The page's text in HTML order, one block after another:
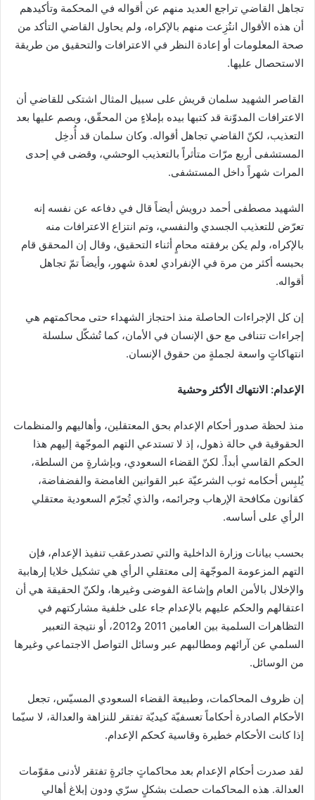
تجاهل القاضي تراجع العديد منهم عن أقواله في المحكمة وتأكيدهم
أن هذه الأقوال انتُزِعت منهم بالإكراه، ولم يحاول القاضي التأكد من
صحة المعلومات أو إعادة النظر في الاعترافات والتحقيق من طريقة
الاستحصال عليها.
القاصر الشهيد سلمان قريش على سبيل المثال اشتكى للقاضي أن
الاعترافات المدوّنة قد كتبها بيده بإملاءٍ من المحقّق، وبصم عليها بعد
التعذيب، لكنّ القاضي تجاهل أقواله. وكان سلمان قد أُدخِل
المستشفى أربع مرّات متأثراً بالتعذيب الوحشي، وقضى في إحدى
المرات شهراً داخل المستشفى.
الشهيد مصطفى أحمد درويش أيضاً قال في دفاعه عن نفسه إنه
تعرّض للتعذيب الجسدي والنفسي، وتم انتزاع الاعترافات منه
بالإكراه، ولم يكن برفقته محامٍ أثناء التحقيق، وقال إن المحقق قام
بحبسه أكثر من مرة في الإنفرادي لعدة شهور، وأيضاً تمّ تجاهل
أقواله.
إن كل الإجراءات الحاصلة منذ احتجاز الشهداء حتى محاكمتهم هي
إجراءات تتنافى مع حق الإنسان في الأمان، كما تُشكّل سلسلة
انتهاكاتٍ واسعة لجملةٍ من حقوق الإنسان.
الإعدام: الانتهاك الأكثر وحشية
منذ لحظة صدور أحكام الإعدام بحق المعتقلين، وأهاليهم والمنظمات
الحقوقية في حالة ذهول، إذ لا تستدعي التهم الموجّهة إليهم هذا
الحكم القاسي أبداً. لكنّ القضاء السعودي، وبإشارةٍ من السلطة،
يُلبِس أحكامه ثوب الشرعيّة عبر القوانين الغامضة والفضفاضة،
كقانون مكافحة الإرهاب وجرائمه، والذي تُجرّم السعودية معتقلي
الرأي على أساسه.
بحسب بيانات وزارة الداخلية والتي تصدرعقب تنفيذ الإعدام، فإن
التهم المزعومة الموجّهة إلى معتقلي الرأي هي تشكيل خلايا إرهابية
والإخلال بالأمن العام وإشاعة الفوضى وغيرها، ولكنّ الحقيقة هي أن
اعتقالهم والحكم عليهم بالإعدام جاء على خلفية مشاركتهم في
التظاهرات السلمية بين العامين 2011 و2012، أو نتيجة التعبير
السلمي عن آرائهم ومطالبهم عبر وسائل التواصل الاجتماعي وغيرها
من الوسائل.
إن ظروف المحاكمات، وطبيعة القضاء السعودي المسيّس، تجعل
الأحكام الصادرة أحكاماً تعسفيّة كيديّة تفتقر للنزاهة والعدالة، لا سيّما
إذا كانت الأحكام خطيرة وقاسية كحكم الإعدام.
لقد صدرت أحكام الإعدام بعد محاكماتٍ جائرةٍ تفتقر لأدنى مقوّمات
العدالة. هذه المحاكمات حصلت بشكلٍ سرّي ودون إبلاغ أهالي